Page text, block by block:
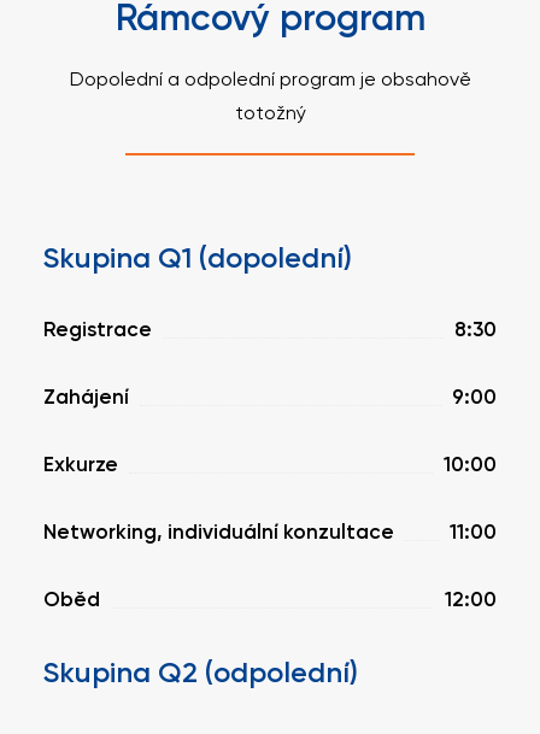
Rámcový program
Dopolední a odpolední program je obsahově
totožný
Skupina Q1 (dopolední)
Registrace 8:30
Zahájení 9:00
Exkurze 10:00
Networking, individuální konzultace 11:00
Oběd 12:00
Skupina Q2 (odpolední)